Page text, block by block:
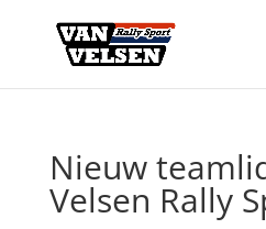
Nieuw
Velsen Rally